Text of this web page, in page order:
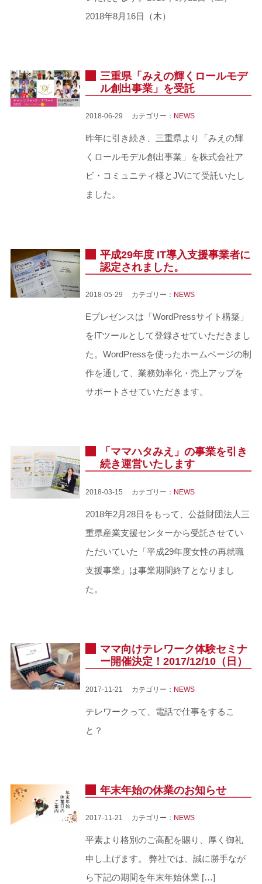
2018年8月16日（木）
三重県「みえの輝くロールモデ
ル創出事業」を受託
2018-06-29 カテゴリー： NEWS
昨年に引き続き、三重県より「みえの輝
くロールモデル創出事業」を株式会社ア
ビ・コミュニティ様とJVにて受託いたし
ました。
平成29年度 IT導入支援事業者に
認定されました。
2018-05-29 カテゴリー： NEWS
Eプレゼンスは「WordPressサイト構築」
をITツールとして登録させていただきまし
た。WordPressを使ったホームページの制
作を通して、業務効率化・売上アップを
サポートさせていただきます。
「ママハタみえ」の事業を引き
続き運営いたします
2018-03-15 カテゴリー： NEWS
2018年2月28日をもって、公益財団法人三
重県産業支援センターから受託させてい
ただいていた「平成29年度女性の再就職
支援事業」は事業期間終了となりまし
た。
ママ向けテレワーク体験セミナ
ー開催決定！2017/12/10（日）
2017-11-21 カテゴリー： NEWS
テレワークって、電話で仕事をするこ
と？
年末年始の休業のお知らせ
2017-11-21 カテゴリー： NEWS
平素より格別のご高配を賜り、厚く御礼
申し上げます。 弊社では、誠に勝手なが
ら下記の期間を年末年始休業 […]